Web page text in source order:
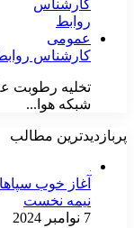
کارشناس
تخلیه رطوبت
شبکه هوا...
پربازدیدترین مطالب
نیمه نخست
7 نوامبر 2024